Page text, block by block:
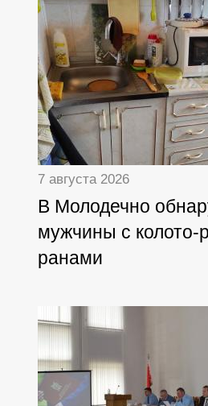
7 августа 2026
В Молодечно
мужчины с колото-
ранами